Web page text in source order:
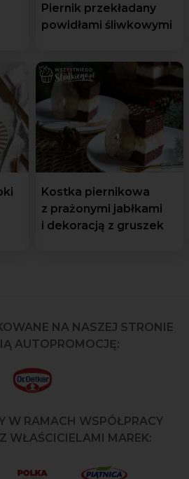
Piernik przekładany
powidłami śliwkowymi
Kostka piernikowa
z prażonymi jabłkami
i dekoracją z gruszek
NA NASZEJ STRONIE
AUTOPROMOCJĘ:
W RAMACH WSPÓŁPRACY
WŁAŚCICIELAMI MAREK: